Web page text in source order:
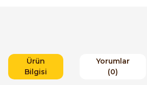
Ürün
Bilgisi
Yorumlar
(0)